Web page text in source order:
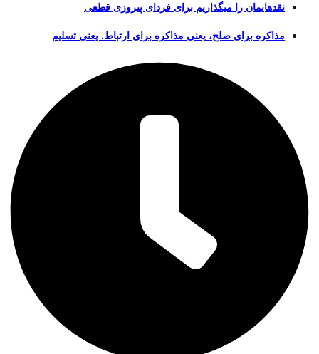
نقدهایمان را میگذاریم برای فردای پیروزی قطعی
مذاکره برای صلح، یعنی مذاکره برای ارتباط. یعنی تسلیم